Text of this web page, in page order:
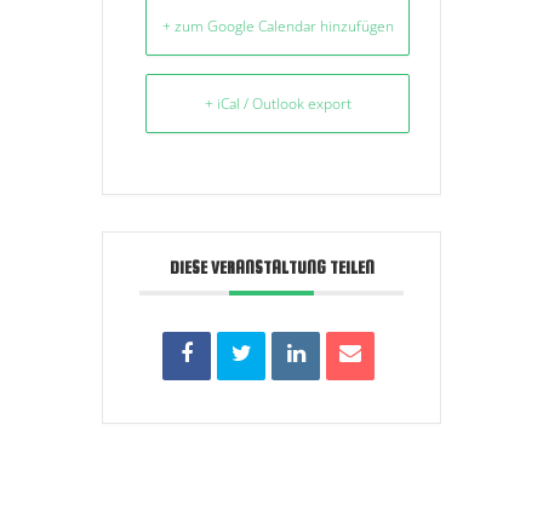
+ zum Google Calendar hinzufügen
+ iCal / Outlook export
DIESE VERANSTALTUNG TEILEN